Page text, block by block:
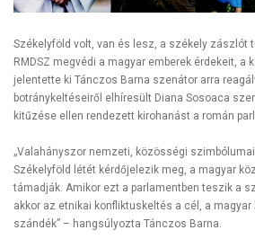
Székelyföld volt, van és lesz, a székely zászlót
RMDSZ megvédi a magyar emberek érdekeit,
jelentette ki Tánczos Barna szenátor arra
botránykeltéseiről elhíresült Diana Sosoaca
kitűzése ellen rendezett kirohanást a román
„Valahányszor nemzeti, közösségi
Székelyföld létét kérdőjelezik meg, a magyar
támadják. Amikor ezt a parlamentben teszik a
akkor az etnikai konfliktuskeltés a cél, a
szándék” – hangsúlyozta Tánczos Barna.